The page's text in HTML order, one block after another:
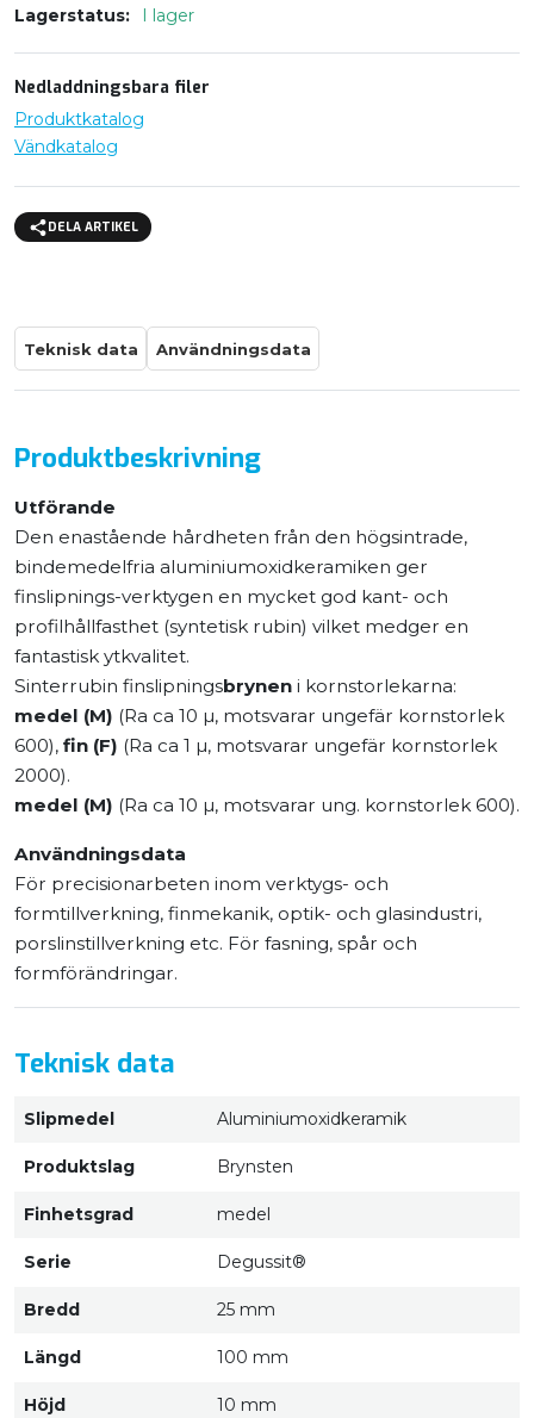
Lagerstatus
I lager
Nedladdningsbara filer
Produktkatalog
Vändkatalog
DELA ARTIKEL
Teknisk data Användningsdata
Produktbeskrivning
Utförande
Den enastående hårdheten från den högsintrade,
bindemedelfria aluminiumoxidkeramiken ger
finslipnings-verktygen en mycket god kant- och
profilhållfasthet (syntetisk rubin) vilket medger en
fantastisk ytkvalitet.
Sinterrubin finslipningsbrynen i kornstorlekarna:
medel (M) (Ra ca 10 µ, motsvarar ungefär kornstorlek
600), fin (F) (Ra ca 1 µ, motsvarar ungefär kornstorlek
2000).
medel (M) (Ra ca 10 µ, motsvarar ung. kornstorlek 600).
Användningsdata
För precisionarbeten inom verktygs- och
formtillverkning, finmekanik, optik- och glasindustri,
porslinstillverkning etc. För fasning, spår och
formförändringar.
Teknisk data
Slipmedel Aluminiumoxidkeramik
Produktslag Brynsten
Finhetsgrad medel
Serie Degussit®
Bredd 25 mm
Längd 100 mm
Höjd 10 mm